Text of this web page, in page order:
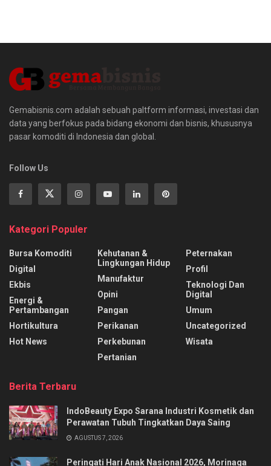
Gemabisnis.com adalah sebuah paltform informasi, investasi dan
data yang berfokus pada bidang ekonomi dan bisnis, khususnya
pasar komoditi di Indonesia dan global.
Follow Us
Kategori Populer
Bursa Komoditi
Digital
Ekbis
Energi &
Pertambangan
Hortikultura
Hot News
Kehutanan &
Lingkungan Hidup
Manufaktur
Opini
Pangan
Perikanan
Perkebunan
Pertanian
Peternakan
Profil
Teknologi Dan
Digital
Umum
Uncategorized
Wisata
Berita Terbaru
IndoBeauty Expo Sarana Industri Kosmetik dan
Perawatan Tubuh Tingkatkan Daya Saing
AGUSTUS 7, 2026
Peringati Hari Anak Nasional 2026, Morinaga